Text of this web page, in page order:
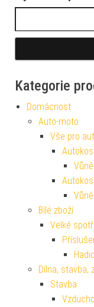
Kategorie
Domácnost
Auto-moto
Vše pro
Bílé zboží
Velké
Dílna, stavba,
Stavba